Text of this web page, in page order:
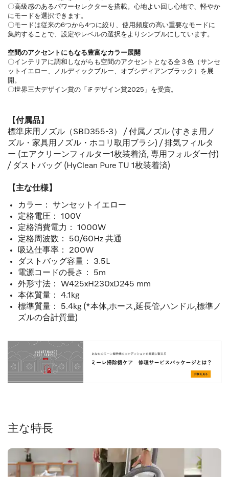
〇高級感のあるパワーセレクターを搭載。心地よい回し心地で、軽やか
にモードを選択できます。
〇モードは従来の6つから4つに絞り、使用頻度の高い重要なモードに
集約することで、設定やレベルの選択をよりシンプルにしています。
空間のアクセントにもなる豊富なカラー展開
〇インテリアに調和しながらも空間のアクセントとなる全３色（サンセ
ットイエロー、ノルディックブルー、オブシディアンブラック）を展
開。
〇世界三大デザイン賞の「iF デザイン賞2025」を受賞。
【付属品】
標準床用ノズル（SBD355-3） / 付属ノズル (すきま用ノ
ズル・家具用ノズル・ホコリ取用ブラシ) / 排気フィルタ
ー (エアクリーンフィルター1枚装着済, 専用フォルダー付)
/ ダストバッグ (HyClean Pure TU 1枚装着済)
【主な仕様】
カラー： サンセットイエロー
定格電圧： 100V
定格消費電力： 1000W
定格周波数： 50/60Hz 共通
吸込仕事率： 200W
ダストバッグ容量： 3.5L
電源コードの長さ： 5m
外形寸法： W425xH230xD245 mm
本体質量： 4.1kg
標準質量： 5.4kg (*本体,ホース,延長管,ハンドル,標準ノ
ズルの合計質量)
主な特長